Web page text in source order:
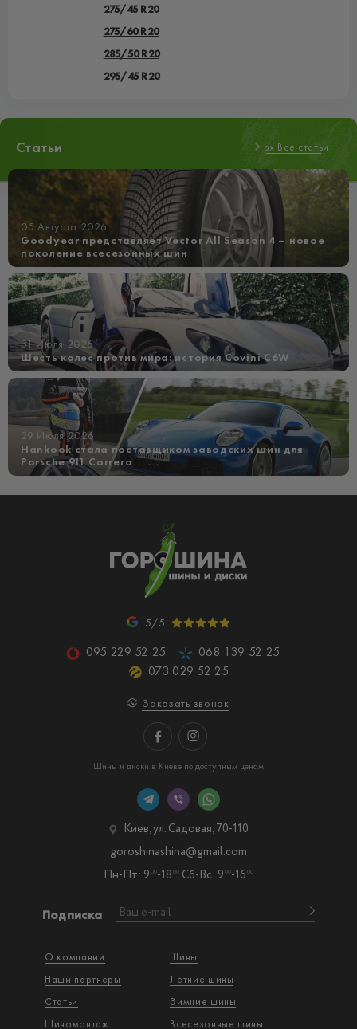
275/45 R20
275/60 R20
285/50 R20
295/45 R20
Статьи px Все статьи
05 Августа 2026
Goodyear представляет Vector All Season 4 – новое
поколение всесезонных шин
31 Июля 2026
Шесть колес против мира: история Covini C6W
29 Июля 2026
Hankook стала поставщиком заводских шин для
Porsche 911 Carrera
5/5
095 229 52 25
068 139 52 25
073 029 52 25
Заказать звонок
Шины и диски в Киеве по доступным ценам
О компании
Наши партнеры
Статьи
Шиномонтаж
Шины
Летние шины
Зимние шины
Всесезонные шины
Подписка
Киев, ул. Садовая, 70-110
Пн-Пт: 9 00-18 00 Сб-Вс: 9 00-16 00
goroshinashina@gmail.com